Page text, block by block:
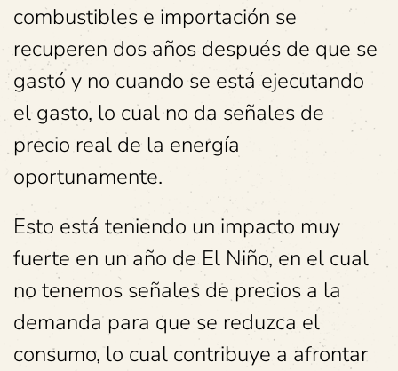
combustibles e importación se
recuperen dos años después de que se
gastó y no cuando se está ejecutando
el gasto, lo cual no da señales de
precio real de la energía
oportunamente.
Esto está teniendo un impacto muy
fuerte en un año de El Niño, en el cual
no tenemos señales de precios a la
demanda para que se reduzca el
consumo, lo cual contribuye a afrontar